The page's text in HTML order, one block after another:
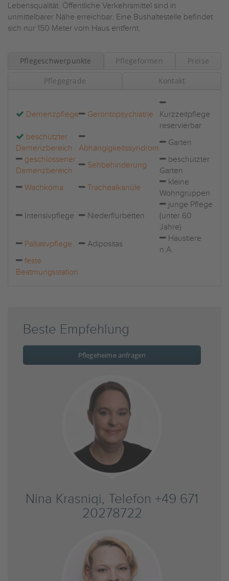
Lebensqualität. Öffentliche Verkehrsmittel sind in
unmittelbarer Nähe erreichbar. Eine Bushaltestelle befindet
sich nur 150 Meter vom Haus entfernt.
Pflegeschwerpunkte Pflegeformen Preise
Pflegegrade Kontakt
Demenzpflege Gerontopsychiatrie
Kurzzeitpflege
reservierbar
beschützter
Demenzbereich
Abhängigkeitssyndrom
Garten
geschlossener
Demenzbereich
Sehbehinderung
beschützter
Garten
Wachkoma
Trachealkanüle
kleine
Wohngruppen
Intensivpflege Niederflurbetten
junge Pflege
(unter 60
Jahre)
Palliativpflege
Adipositas
Haustiere
n.A.
feste
Beatmungsstation
Beste Empfehlung
Pflegeheime anfragen
Nina Krasniqi, Telefon +49 671
20278722